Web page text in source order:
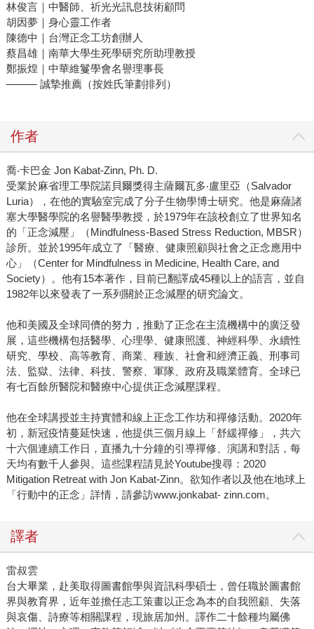
林俊言｜中醫師、祈光光訊息技術顧問
胡因夢｜身心靈工作者
陳德中｜台灣正念工坊創辦人
蔡昌雄｜南華大學生死學研究所助理教授
鄭振煌｜中華維鬘學會名譽理事長
──── 誠摯推薦（按姓氏筆劃排列）
作者
喬‧卡巴金 Jon Kabat-Zinn, Ph. D.
受業於麻省理工學院諾貝爾獎得主薩爾瓦多‧盧里亞（Salvador
Luria），在他的實驗室完成了分子生物學博士研究。他是麻薩諸
塞大學醫學院的名譽醫學教授，於1979年在該校創立了世界知名
的「正念減壓」（Mindfulness-Based Stress Reduction, MBSR）
診所。並於1995年成立了「醫療、健康照顧與社會之正念應用中
心」（Center for Mindfulness in Medicine, Health Care, and
Society）。他有15本著作，目前已翻譯成45種以上的語言，並自
1982年以來發表了一系列關於正念減壓的研究論文。
他和美國及全球同儕的努力，推動了正念在主流機構中的廣泛發
展，這些機構包括醫學、心理學、健康照護、神經科學、永續性
研究、學校、高等教育、商業、種族、社會和經濟正義、刑事司
法、監獄、法律、科技、警察、軍隊、政府及職業體育。全球已
有七百餘所醫院和醫療中心提供正念減壓課程。
他在全球講授並主持實體和線上正念工作坊和禪修活動。2020年
初，新冠疫情蔓延快速，他提供三個月線上「舒緩禪修」，共六
十六個連續工作日，直播九十分鐘的引導禪修、演講和對話，每
天均有數千人參與。這些課程請見於Youtube搜尋：2020
Mitigation Retreat with Jon Kabat-Zinn。欲知作者以及他在地球上
「行動中的正念」詳情，請參訪www.jonkabat- zinn.com。
譯者
雷叔雲
台大畢業，赴美取得圖書館學與資訊科學碩士，曾任職於圖書館
界與教育界，近年並擔任志工策畫以正念為本的自我照顧、失落
與哀傷、詩療等相關課程，現旅居加州。譯作二十餘種均屬佛